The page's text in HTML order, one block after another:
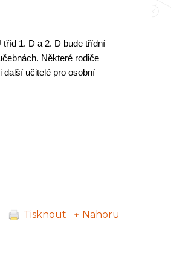
tříd 1. D a 2. D bude třídní
Některé rodiče
další učitelé pro osobní
Tisknout ↑ Nahoru